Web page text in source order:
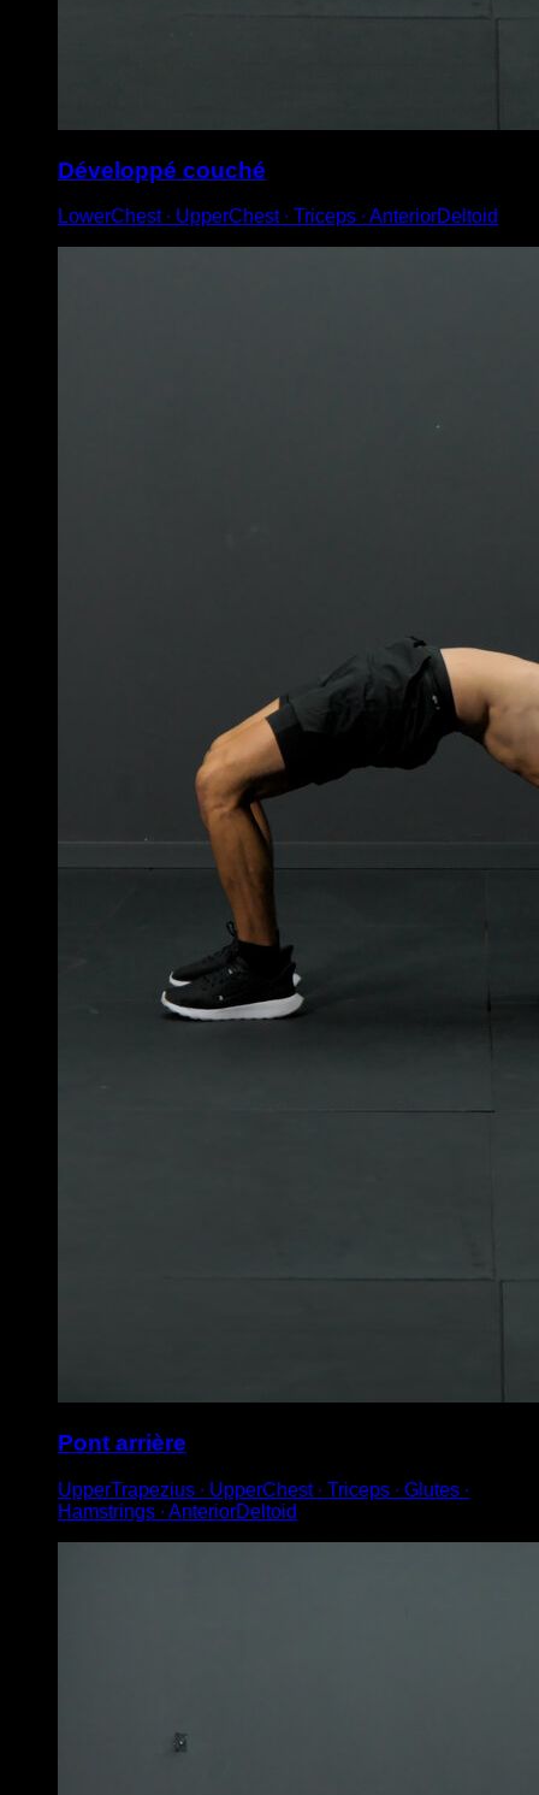
Développé couché
LowerChest ∙ UpperChest ∙ Triceps ∙ AnteriorDeltoid
Pont arrière
UpperTrapezius ∙ UpperChest ∙ Triceps ∙ Glutes ∙
Hamstrings ∙ AnteriorDeltoid